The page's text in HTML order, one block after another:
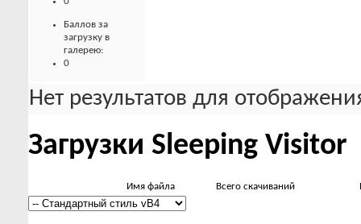
Баллов за
загрузку в
галерею:
0
Нет результатов для
Загрузки Sleeping Visitor
Имя файла Всего скачиваний